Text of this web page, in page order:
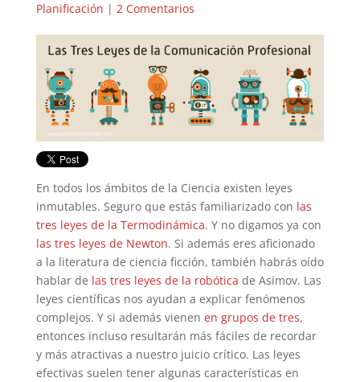
Planificación | 2 Comentarios
En todos los ámbitos de la Ciencia existen leyes
inmutables. Seguro que estás familiarizado con las
tres leyes de la Termodinámica. Y no digamos ya con
las tres leyes de Newton. Si además eres aficionado
a la literatura de ciencia ficción, también habrás oído
hablar de las tres leyes de la robótica de Asimov. Las
leyes científicas nos ayudan a explicar fenómenos
complejos. Y si además vienen en grupos de tres,
entonces incluso resultarán más fáciles de recordar
y más atractivas a nuestro juicio crítico. Las leyes
efectivas suelen tener algunas características en